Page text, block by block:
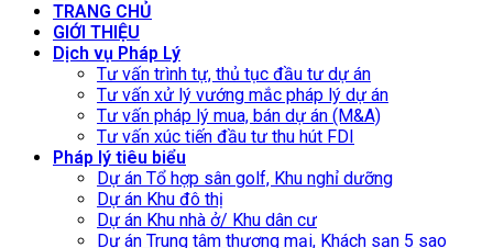
TRANG CHỦ
GIỚI THIỆU
Dịch vụ Pháp Lý
Tư vấn trình tự, thủ tục đầu tư dự án
Tư vấn xử lý vướng mắc pháp lý dự án
Tư vấn pháp lý mua, bán dự án (M&A)
Tư vấn xúc tiến đầu tư thu hút FDI
Pháp lý tiêu biểu
Dự án Tổ hợp sân golf, Khu nghỉ dưỡng
Dự án Khu đô thị
Dự án Khu nhà ở/ Khu dân cư
Dự án Trung tâm thương mại, Khách sạn 5 sao